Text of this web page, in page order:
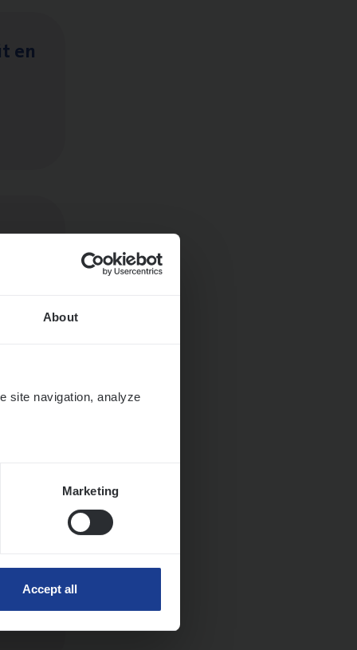
About
site navigation, analyze
Marketing
Accept all
en